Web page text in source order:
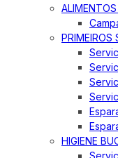
PRIMEIROS
HIGIENE